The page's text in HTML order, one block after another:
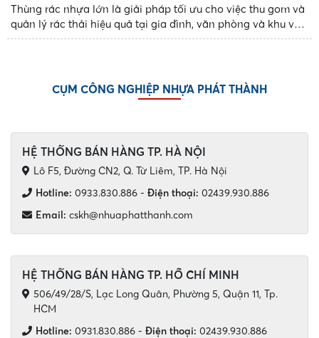
Thùng rác nhựa lớn là giải pháp tối ưu cho việc thu gom và
quản lý rác thải hiệu quả tại gia đình, văn phòng và khu vực
công cộng. Với thiết kế bền bỉ, dung tích đa dạng và tính
CỤM CÔNG NGHIỆP NHỰA PHÁT THÀNH
HỆ THỐNG BÁN HÀNG TP. HÀ NỘI
Lô F5, Đường CN2, Q. Từ Liêm, TP. Hà Nội
Hotline: 0933.830.886 - Điện thoại: 02439.930.886
Email: cskh@nhuaphatthanh.com
HỆ THỐNG BÁN HÀNG TP. HỒ CHÍ MINH
506/49/28/S, Lạc Long Quân, Phường 5, Quận 11, Tp.
HCM
Hotline: 0931.830.886 - Điện thoại: 02439.930.886